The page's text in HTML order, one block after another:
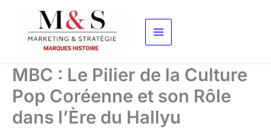
contenu
MBC : Le Pilier de la Culture
Pop Coréenne et son Rôle
dans l’Ère du Hallyu